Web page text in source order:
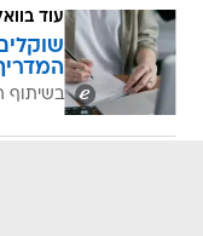
עוד
בשיתוף